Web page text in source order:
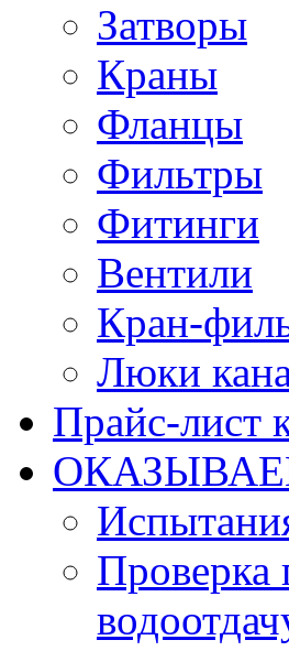
Затворы
Краны
Фланцы
Фильтры
Фитинги
Вентили
Кран-
Люки
Прайс-лист
Проверка